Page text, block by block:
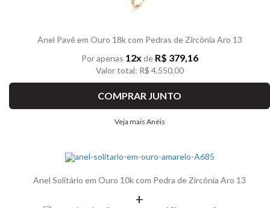
Anel Pavê em Ouro 18k com Pedras de Zircônia Aro 13
Por apenas 12x de R$ 379,16
Valor total: R$ 4.550,00
COMPRAR JUNTO
Veja mais Anéis
Anel Solitário em Ouro 10k com Pedra de Zircônia Aro 13
+